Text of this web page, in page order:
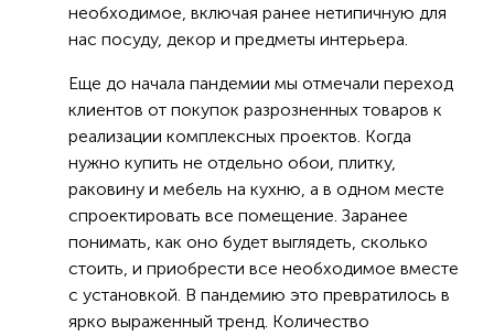
необходимое, включая ранее нетипичную для
нас посуду, декор и предметы интерьера.
Еще до начала пандемии мы отмечали переход
клиентов от покупок разрозненных товаров к
реализации комплексных проектов. Когда
нужно купить не отдельно обои, плитку,
раковину и мебель на кухню, а в одном месте
спроектировать все помещение. Заранее
понимать, как оно будет выглядеть, сколько
стоить, и приобрести все необходимое вместе
с установкой. В пандемию это превратилось в
ярко выраженный тренд. Количество